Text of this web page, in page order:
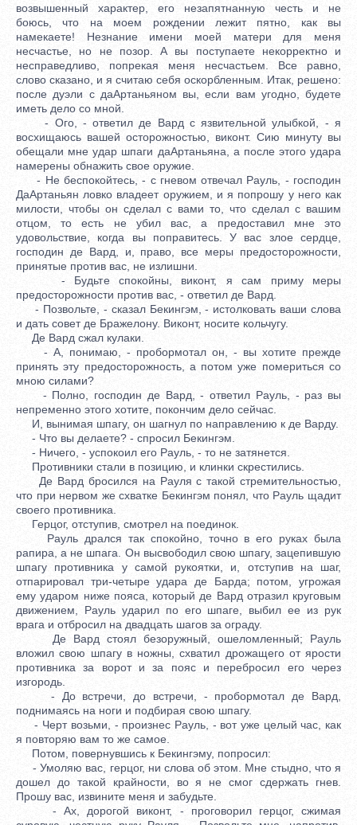
возвышенный характер, его незапятнанную честь и не
боюсь, что на моем рождении лежит пятно, как вы
намекаете! Незнание имени моей матери для меня
несчастье, но не позор. А вы поступаете некорректно и
несправедливо, попрекая меня несчастьем. Все равно,
слово сказано, и я считаю себя оскорбленным. Итак, решено:
после дуэли с даАртаньяном вы, если вам угодно, будете
иметь дело со мной.
- Ого, - ответил де Вард с язвительной улыбкой, - я
восхищаюсь вашей осторожностью, виконт. Сию минуту вы
обещали мне удар шпаги даАртаньяна, а после этого удара
намерены обнажить свое оружие.
- Не беспокойтесь, - с гневом отвечал Рауль, - господин
ДаАртаньян ловко владеет оружием, и я попрошу у него как
милости, чтобы он сделал с вами то, что сделал с вашим
отцом, то есть не убил вас, а предоставил мне это
удовольствие, когда вы поправитесь. У вас злое сердце,
господин де Вард, и, право, все меры предосторожности,
принятые против вас, не излишни.
- Будьте спокойны, виконт, я сам приму меры
предосторожности против вас, - ответил де Вард.
- Позвольте, - сказал Бекингэм, - истолковать ваши слова
и дать совет де Бражелону. Виконт, носите кольчугу.
Де Вард сжал кулаки.
- А, понимаю, - пробормотал он, - вы хотите прежде
принять эту предосторожность, а потом уже помериться со
мною силами?
- Полно, господин де Вард, - ответил Рауль, - раз вы
непременно этого хотите, покончим дело сейчас.
И, вынимая шпагу, он шагнул по направлению к де Варду.
- Что вы делаете? - спросил Бекингэм.
- Ничего, - успокоил его Рауль, - то не затянется.
Противники стали в позицию, и клинки скрестились.
Де Вард бросился на Рауля с такой стремительностью,
что при нервом же схватке Бекингэм понял, что Рауль щадит
своего противника.
Герцог, отступив, смотрел на поединок.
Рауль дрался так спокойно, точно в его руках была
рапира, а не шпага. Он высвободил свою шпагу, зацепившую
шпагу противника у самой рукоятки, и, отступив на шаг,
отпарировал три-четыре удара де Барда; потом, угрожая
ему ударом ниже пояса, который де Вард отразил круговым
движением, Рауль ударил по его шпаге, выбил ее из рук
врага и отбросил на двадцать шагов за ограду.
Де Вард стоял безоружный, ошеломленный; Рауль
вложил свою шпагу в ножны, схватил дрожащего от ярости
противника за ворот и за пояс и перебросил его через
изгородь.
- До встречи, до встречи, - пробормотал де Вард,
поднимаясь на ноги и подбирая свою шпагу.
- Черт возьми, - произнес Рауль, - вот уже целый час, как
я повторяю вам то же самое.
Потом, повернувшись к Бекингэму, попросил:
- Умоляю вас, герцог, ни слова об этом. Мне стыдно, что я
дошел до такой крайности, во я не смог сдержать гнев.
Прошу вас, извините меня и забудьте.
- Ах, дорогой виконт, - проговорил герцог, сжимая